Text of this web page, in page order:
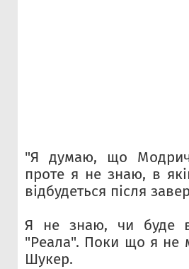
"Я думаю, що Модрич
проте я не знаю, в
відбудеться після
Я не знаю, чи буде
"Реала". Поки що я не
Шукер.